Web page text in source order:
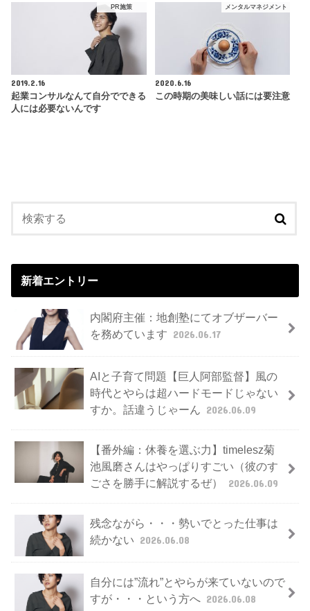
PR施策
2019.2.16
起業コンサルなんて自分でできる
人には必要ないんです
メンタルマネジメント
2020.6.16
この時期の美味しい話には要注意
新着エントリー
内閣府主催：地創塾にてオブザーバー
を務めています 2026.06.17
AIと子育て問題【巨人阿部監督】風の
時代とやらは超ハードモードじゃない
すか。話違うじゃーん 2026.06.09
【番外編：休養を選ぶ力】timelesz菊
池風磨さんはやっぱりすごい（彼のす
ごさを勝手に解説するぜ）
2026.06.09
残念ながら・・・勢いでとった仕事は
続かない 2026.06.08
自分には”流れ”とやらが来ていないので
すが・・・という方へ 2026.06.08